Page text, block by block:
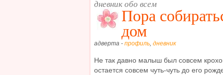
дневник обо всем
Пора
дом
адверта - профиль, дневник
Не так давно малыш был совсем
остается совсем чуть-чуть до его